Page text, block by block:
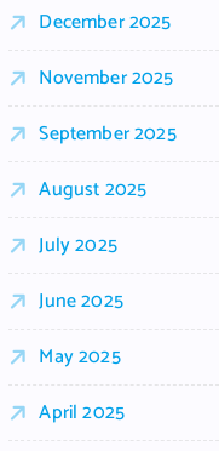
December 2025
November 2025
September 2025
August 2025
July 2025
June 2025
May 2025
April 2025